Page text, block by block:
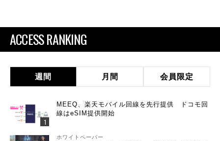
ACCESS RANKING
週間 月間 会員限定
MEEQ、楽天モバイル回線を先行提供 ドコモ回
線はeSIM提供開始
ホワイトペーパー